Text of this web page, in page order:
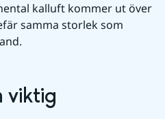
kalluft kommer ut över
samma storlek som
viktig